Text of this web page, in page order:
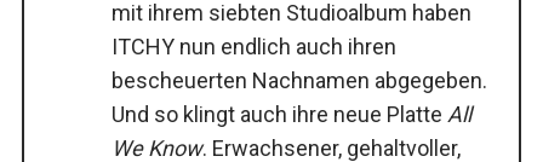
mit ihrem siebten Studioalbum haben
ITCHY nun endlich auch ihren
bescheuerten Nachnamen abgegeben.
Und so klingt auch ihre neue Platte All
We Know. Erwachsener, gehaltvoller,